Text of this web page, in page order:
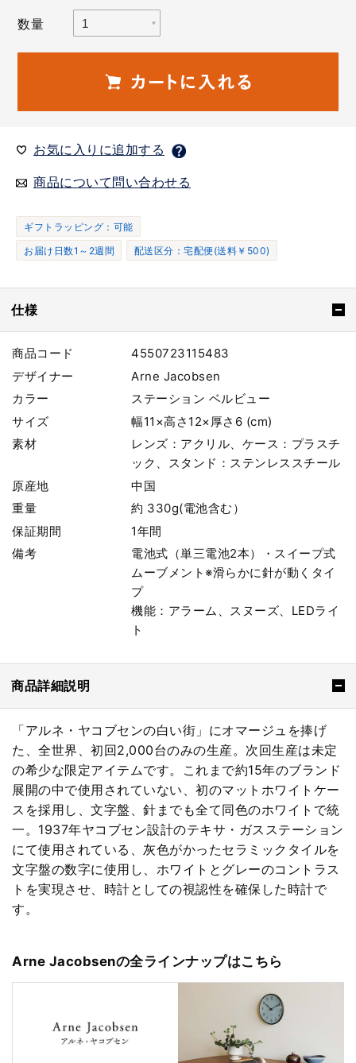
数量
お気に入りに追加する
商品について問い合わせる
ギフトラッピング：可能
お届け日数1～2週間
配送区分：宅配便(送料￥500)
仕様
商品コード
4550723115483
デザイナー
Arne Jacobsen
カラー
ステーション ベルビュー
サイズ
幅11×高さ12×厚さ6 (cm)
素材
レンズ：アクリル、ケース：プラスチ
ック、スタンド：ステンレススチール
原産地
中国
重量
約 330g(電池含む）
保証期間
1年間
備考
電池式（単三電池2本）・スイープ式
ムーブメント※滑らかに針が動くタイ
プ
機能：アラーム、スヌーズ、LEDライ
ト
商品詳細説明
「アルネ・ヤコブセンの白い街」にオマージュを捧げ
た、全世界、初回2,000台のみの生産。次回生産は未定
の希少な限定アイテムです。これまで約15年のブランド
展開の中で使用されていない、初のマットホワイトケー
スを採用し、文字盤、針までも全て同色のホワイトで統
一。1937年ヤコブセン設計のテキサ・ガスステーション
にて使用されている、灰色がかったセラミックタイルを
文字盤の数字に使用し、ホワイトとグレーのコントラス
トを実現させ、時計としての視認性を確保した時計で
す。
Arne Jacobsenの全ラインナップはこちら